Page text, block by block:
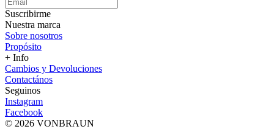
Suscribirme
Nuestra marca
Sobre nosotros
Propósito
+ Info
Cambios y Devoluciones
Contactános
Seguinos
Instagram
Facebook
© 2026 VONBRAUN